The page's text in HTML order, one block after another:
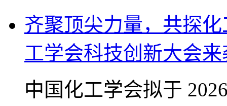
齐聚顶尖力量，共探化工前沿 2026（第
工学会科技创新大会来
中国化工学会拟于